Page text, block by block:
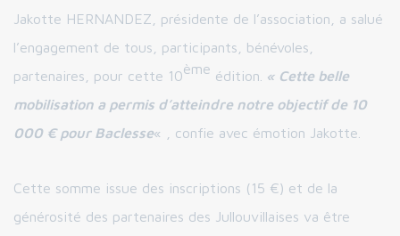
Jakotte HERNANDEZ, présidente de l’association, a salué
l’engagement de tous, participants, bénévoles,
partenaires, pour cette 10ème édition. « Cette belle
mobilisation a permis d’atteindre notre objectif de 10
000 € pour Baclesse« , confie avec émotion Jakotte.
Cette somme issue des inscriptions (15 €) et de la
générosité des partenaires des Jullouvillaises va être